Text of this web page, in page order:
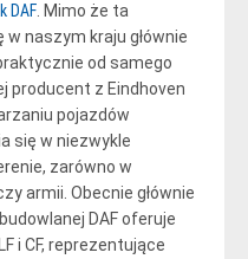
DAF. Mimo że ta
naszym kraju głównie
od samego
producent z Eindhoven
pojazdów
się w niezwykle
zarówno w
armii. Obecnie głównie
DAF oferuje
i CF, reprezentujące